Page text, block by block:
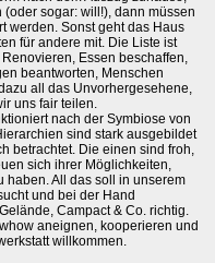
sogar: will!), dann müssen
werden. Sonst geht das Haus
für andere mit. Die Liste ist
Essen beschaffen,
beantworten, Menschen
all das Unvorhergesehene,
uns fair teilen.
nach der Symbiose von
sind stark ausgebildet
betrachtet. Die einen sind froh,
sich ihrer Möglichkeiten,
haben. All das soll in unserem
und bei der Hand
Campact & Co. richtig.
aneignen, kooperieren und
willkommen.